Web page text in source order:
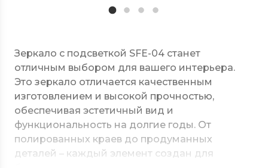
Зеркало с подсветкой SFE-04 станет
отличным выбором для вашего интерьера.
Это зеркало отличается качественным
изготовлением и высокой прочностью,
обеспечивая эстетичный вид и
функциональность на долгие годы. От
полированных краев до продуманных
деталей – каждый элемент создан для